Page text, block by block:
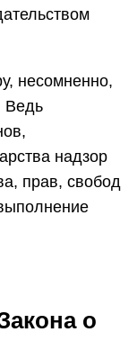
несомненно,
Ведь
надзор
прав, свобод
о